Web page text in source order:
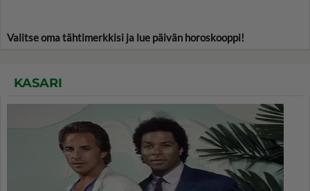
Valitse oma tähtimerkkisi ja lue päivän horoskooppi!
KASARI